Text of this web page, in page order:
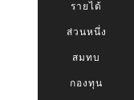
รายได้
ส่วนหนึ่ง
สมทบ
กองทุน